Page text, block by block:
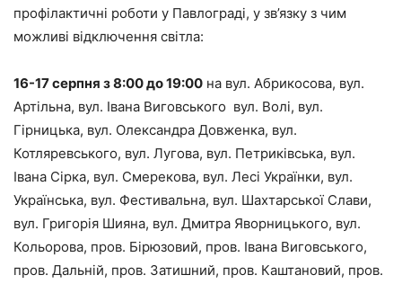
профілактичні роботи у Павлограді, у зв’язку з чим
можливі відключення світла:
16-17 серпня з 8:00 до 19:00 на вул. Абрикосова, вул.
Артільна, вул. Івана Виговського вул. Волі, вул.
Гірницька, вул. Олександра Довженка, вул.
Котляревського, вул. Лугова, вул. Петриківська, вул.
Івана Сірка, вул. Смерекова, вул. Лесі Українки, вул.
Українська, вул. Фестивальна, вул. Шахтарської Слави,
вул. Григорія Шияна, вул. Дмитра Яворницького, вул.
Кольорова, пров. Бірюзовий, пров. Івана Виговського,
пров. Дальній, пров. Затишний, пров. Каштановий, пров.